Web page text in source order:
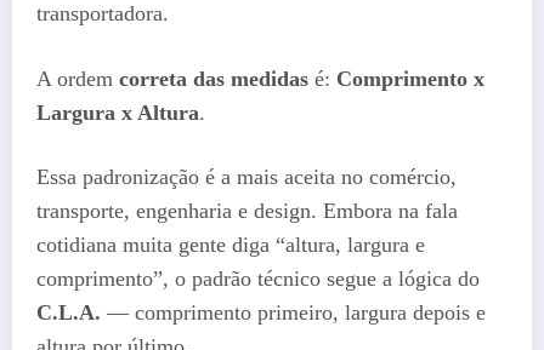
transportadora.
A ordem correta das medidas é: Comprimento x
Largura x Altura.
Essa padronização é a mais aceita no comércio,
transporte, engenharia e design. Embora na fala
cotidiana muita gente diga “altura, largura e
comprimento”, o padrão técnico segue a lógica do
C.L.A. — comprimento primeiro, largura depois e